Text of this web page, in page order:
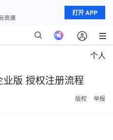
打开 APP
个人
版 授权注册流程
版权 举报